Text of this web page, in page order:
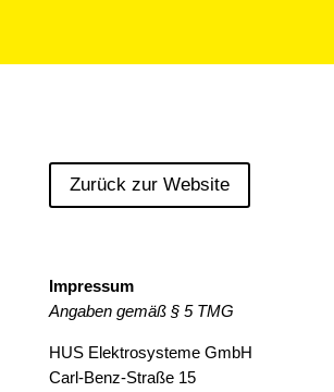
Zurück zur Website
Impressum
Angaben gemäß § 5 TMG
HUS Elektrosysteme GmbH
Carl-Benz-Straße 15